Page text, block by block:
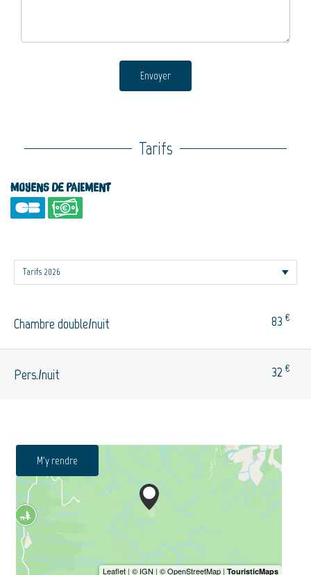
Envoyer
Tarifs
Moyens de paiement
Chambre double/nuit 83 €
Pers./nuit 32 €
M'y rendre